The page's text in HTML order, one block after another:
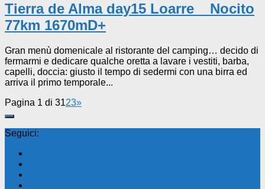
Tierra de Alma day15 Loarre _ Nocito
77km 1670mD+
Gran menù domenicale al ristorante del camping… decido di
fermarmi e dedicare qualche oretta a lavare i vestiti, barba,
capelli, doccia: giusto il tempo di sedermi con una birra ed
arriva il primo temporale...
Pagina 1 di 3123»
Seguici: